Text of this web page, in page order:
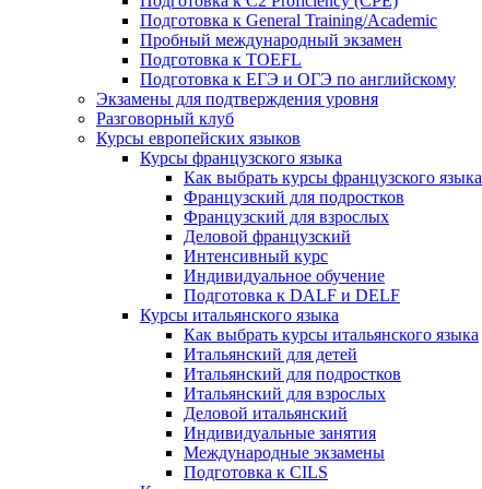
Подготовка к General Training/Academic
Пробный международный экзамен
Подготовка к TOEFL
Подготовка к ЕГЭ и ОГЭ по английскому
Экзамены для подтверждения уровня
Разговорный клуб
Курсы европейских языков
Курсы французского языка
Как выбрать курсы французского языка
Французский для подростков
Французский для взрослых
Деловой французский
Интенсивный курс
Индивидуальное обучение
Подготовка к DALF и DELF
Курсы итальянского языка
Как выбрать курсы итальянского языка
Итальянский для детей
Итальянский для подростков
Итальянский для взрослых
Деловой итальянский
Индивидуальные занятия
Международные экзамены
Подготовка к CILS